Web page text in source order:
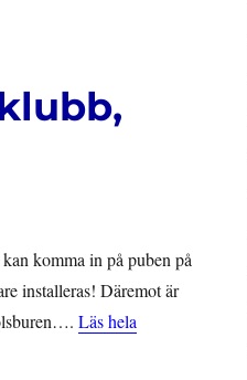
komma in på puben på
installeras! Däremot är
Läs hela